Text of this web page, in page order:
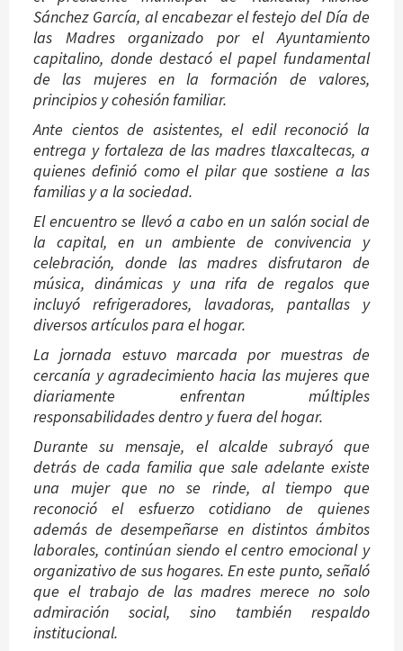
Sánchez García, al encabezar el festejo del Día de
las Madres organizado por el Ayuntamiento
capitalino, donde destacó el papel fundamental
de las mujeres en la formación de valores,
principios y cohesión familiar.
Ante cientos de asistentes, el edil reconoció la
entrega y fortaleza de las madres tlaxcaltecas, a
quienes definió como el pilar que sostiene a las
familias y a la sociedad.
El encuentro se llevó a cabo en un salón social de
la capital, en un ambiente de convivencia y
celebración, donde las madres disfrutaron de
música, dinámicas y una rifa de regalos que
incluyó refrigeradores, lavadoras, pantallas y
diversos artículos para el hogar.
La jornada estuvo marcada por muestras de
cercanía y agradecimiento hacia las mujeres que
diariamente enfrentan múltiples
responsabilidades dentro y fuera del hogar.
Durante su mensaje, el alcalde subrayó que
detrás de cada familia que sale adelante existe
una mujer que no se rinde, al tiempo que
reconoció el esfuerzo cotidiano de quienes
además de desempeñarse en distintos ámbitos
laborales, continúan siendo el centro emocional y
organizativo de sus hogares. En este punto, señaló
que el trabajo de las madres merece no solo
admiración social, sino también respaldo
institucional.